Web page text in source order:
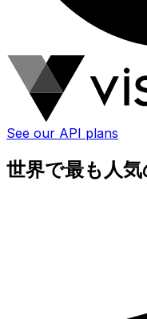
See our API plans
世界で最も人